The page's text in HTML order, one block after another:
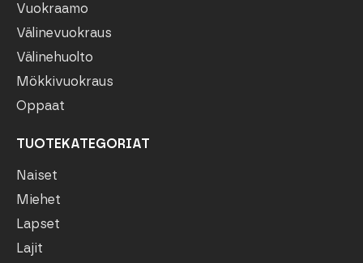
Vuokraamo
Välinevuokraus
Välinehuolto
Mökkivuokraus
Oppaat
TUOTEKATEGORIAT
Naiset
Miehet
Lapset
Lajit